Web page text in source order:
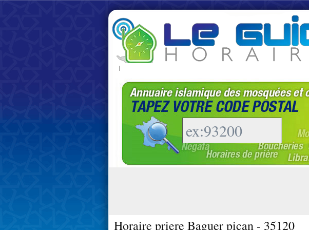
|
Horaire priere Baguer pican - 35120